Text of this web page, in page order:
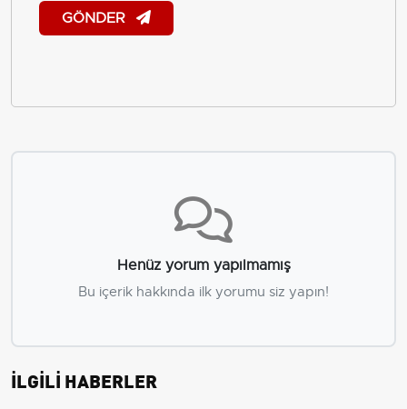
GÖNDER
Henüz yorum yapılmamış
Bu içerik hakkında ilk yorumu siz yapın!
İLGİLİ HABERLER